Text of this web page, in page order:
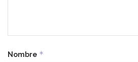
Nombre *